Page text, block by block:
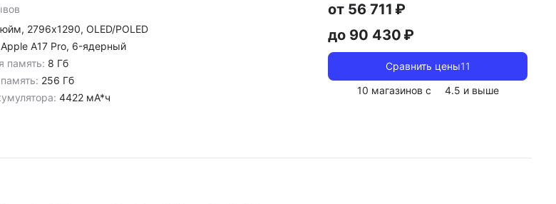
2796x1290, OLED/POLED
Apple A17 Pro, 6-ядерный
память: 8 Гб
256 Гб
4422 мА*ч
от 56 711 ₽
до 90 430 ₽
Сравнить цены11
10 магазинов с
4.5 и выше